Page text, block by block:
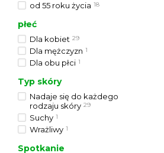
od 55 roku życia 18
płeć
Dla kobiet 29
Dla mężczyzn 1
Dla obu płci 1
Typ skóry
Nadaje się do każdego
rodzaju skóry 29
Suchy 1
Wrażliwy 1
Spotkanie